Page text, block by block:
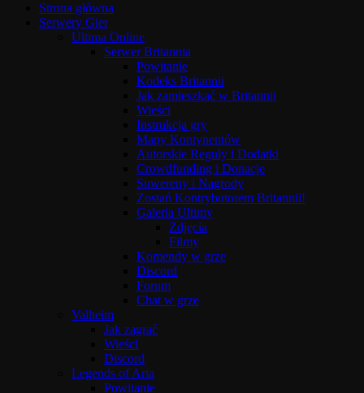
Strona główna
Serwery Gier
Ultima Online
Serwer Britannia
Powitanie
Kodeks Britannii
Jak zamieszkać w Britannii
Wieści
Instrukcja gry
Mapy Kontynentów
Autorskie Reguły i Dodatki
Crowdfunding i Donacje
Suwereny i Nagrody
Zostań Kontrybutorem Britannii!
Galeria Ultimy
Zdjęcia
Filmy
Komendy w grze
Discord
Forum
Chat w grze
Valheim
Jak zagrać
Wieści
Discord
Legends of Aria
Powitanie